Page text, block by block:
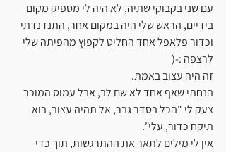
עם שני בקבוקי שתיה, לא היה לי מספיק מקום
בידיים, הראש שלי היה במקום אחר, התנדנדתי
וכדור פלאפל אחד החליט לקפוץ מהפיתה שלי
לרצפה :-(
זה היה עצוב באמת.
הנחתי שאף אחד לא שם לב, אבל עמוס המוכר
צעק לי "הכל בסדר גבר, אל תהיה עצוב, בוא
תיקח כדור, עלי".
אין לי מילים לתאר את ההתרגשות, תוך כדי